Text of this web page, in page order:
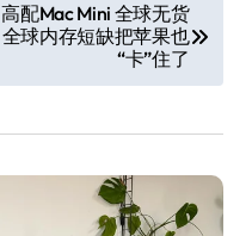
高配Mac Mini 全球无货
全球内存短缺把苹果也
“卡”住了